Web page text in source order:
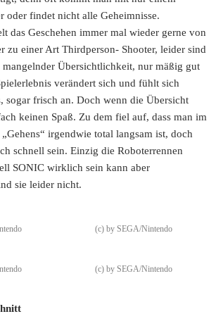
oder findet nicht alle Geheimnisse.
das Geschehen immer mal wieder gerne von
zu einer Art Thirdperson- Shooter, leider sind
mangelnder Übersichtlichkeit, nur mäßig gut
verändert sich und fühlt sich
sogar frisch an. Doch wenn die Übersicht
keinen Spaß. Zu dem fiel auf, dass man im
irgendwie total langsam ist, doch
schnell sein. Einzig die Roboterrennen
SONIC wirklich sein kann aber
sie leider nicht.
(c) by SEGA/Nintendo
(c) by SEGA/Nintendo